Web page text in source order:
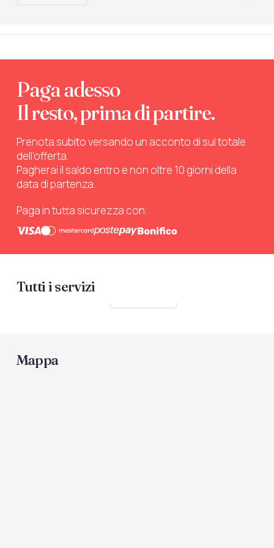
Paga adesso
Il resto, prima di partire.
Prenota subito versando un acconto di sul totale
dell’offerta.
Pagherai il saldo entro e non oltre 10 giorni della
data di partenza.
Paga in tutta sicurezza con:
Tutti i servizi
Mappa